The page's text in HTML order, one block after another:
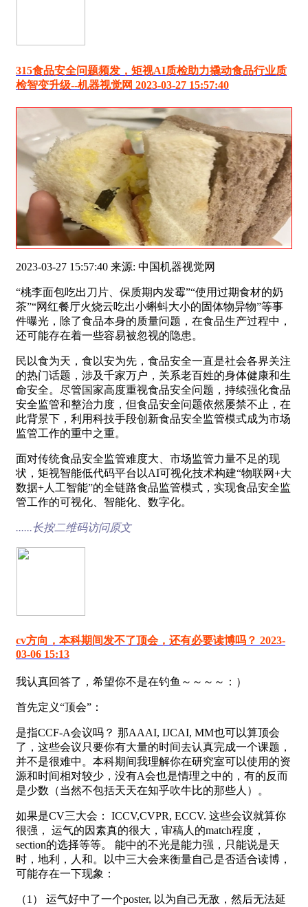
315食品安全问题频发，矩视AI质检助力撬动食品行业质
检智变升级--机器视觉网 2023-03-27 15:57:40
2023-03-27 15:57:40 来源: 中国机器视觉网
“桃李面包吃出刀片、保质期内发霉”“使用过期食材的奶
茶”“网红餐厅火烧云吃出小蝌蚪大小的固体物异物”等事
件曝光，除了食品本身的质量问题，在食品生产过程中，
还可能存在着一些容易被忽视的隐患。
民以食为天，食以安为先，食品安全一直是社会各界关注
的热门话题，涉及千家万户，关系老百姓的身体健康和生
命安全。尽管国家高度重视食品安全问题，持续强化食品
安全监管和整治力度，但食品安全问题依然屡禁不止，在
此背景下，利用科技手段创新食品安全监管模式成为市场
监管工作的重中之重。
面对传统食品安全监管难度大、市场监管力量不足的现
状，矩视智能低代码平台以AI可视化技术构建“物联网+大
数据+人工智能”的全链路食品监管模式，实现食品安全监
管工作的可视化、智能化、数字化。
......长按二维码访问原文
cv方向，本科期间发不了顶会，还有必要读博吗？ 2023-
03-06 15:13
我认真回答了，希望你不是在钓鱼～～～～：）
首先定义“顶会”：
是指CCF-A会议吗？ 那AAAI, IJCAI, MM也可以算顶会
了，这些会议只要你有大量的时间去认真完成一个课题，
并不是很难中。本科期间我理解你在研究室可以使用的资
源和时间相对较少，没有A会也是情理之中的，有的反而
是少数（当然不包括天天在知乎吹牛比的那些人）。
如果是CV三大会： ICCV,CVPR, ECCV. 这些会议就算你
很强， 运气的因素真的很大，审稿人的match程度，
section的选择等等。 能中的不光是能力强，只能说是天
时，地利，人和。以中三大会来衡量自己是否适合读博，
可能存在一下现象：
（1） 运气好中了一个poster, 以为自己无敌，然后无法延